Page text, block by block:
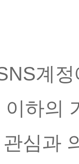
계
이하의
심과